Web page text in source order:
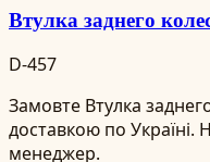
Втулка заднего
D-457
Замовте Втулка
доставкою по Україні.
менеджер.